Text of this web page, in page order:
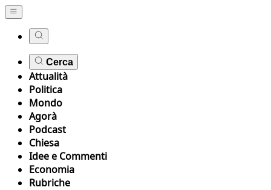
Cerca
Attualità
Politica
Mondo
Agorà
Podcast
Chiesa
Idee e Commenti
Economia
Rubriche